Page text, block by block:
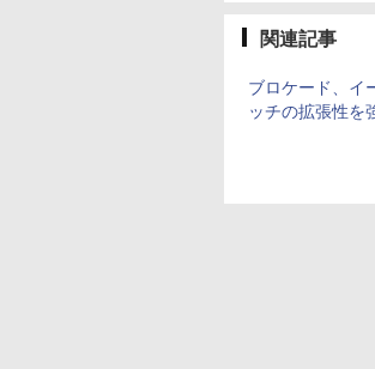
関連記事
ブロケード、イ
ッチの拡張性を